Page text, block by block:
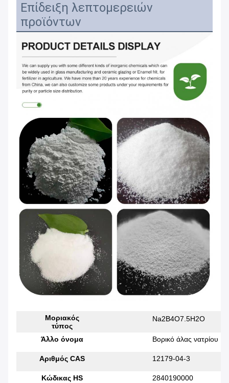
Επίδειξη λεπτομερειών
προϊόντων
Μοριακός
τύπος
Na2B4O7.5H2O
Άλλο όνομα Βορικό άλας νατρίου
Αριθμός CAS 12179-04-3
Κώδικας HS 2840190000